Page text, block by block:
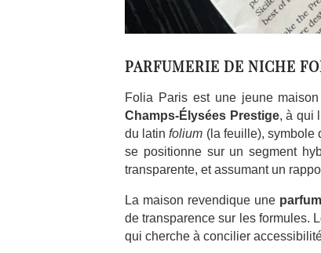
PARFUMERIE DE NICHE
Folia Paris est une jeune
Champs-Élysées Prestige, à qui
du latinfolium (la feuille), symbole
se positionne sur un segment
transparente, et assumant un
La maison revendique une
de transparence sur les formules.
qui cherche à concilier